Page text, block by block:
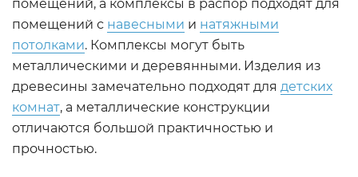
помещений, а комплексы в распор подходят для
помещений с навесными и натяжными
потолками. Комплексы могут быть
металлическими и деревянными. Изделия из
древесины замечательно подходят для детских
комнат, а металлические конструкции
отличаются большой практичностью и
прочностью.